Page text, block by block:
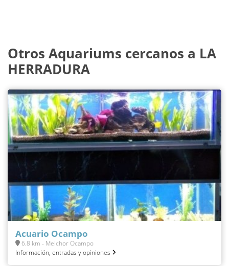
Otros Aquariums cercanos a LA
HERRADURA
Acuario Ocampo
6.8 km - Melchor Ocampo
Información, entradas y opiniones